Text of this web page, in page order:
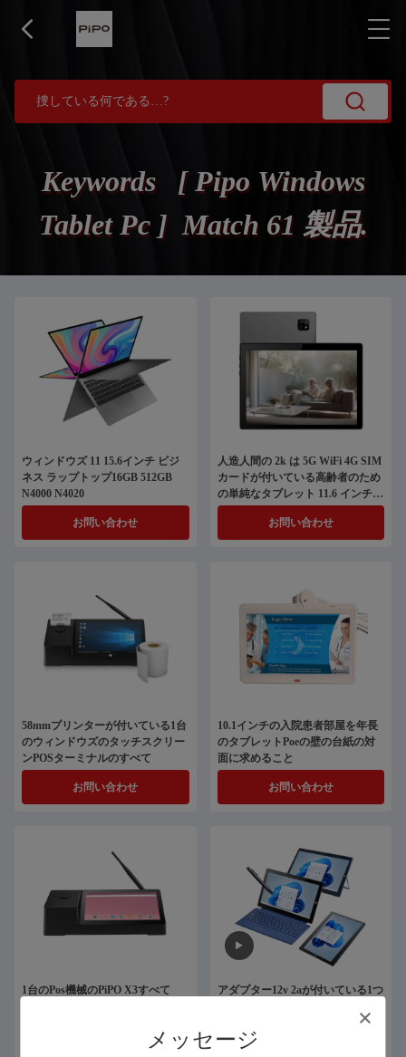
メッセージ
Keywords [ Pipo Windows
Tablet Pc ] Match 61 製品.
ウィンドウズ 11 15.6インチ ビジ
ネス ラップトップ16GB 512GB
N4000 N4020
お問い合わせ
人造人間の 2k は 5G WiFi 4G SIM
カードが付いている高齢者のため
の単純なタブレット 11.6 インチを
表示します
お問い合わせ
58mmプリンターが付いている1台
のウィンドウズのタッチスクリー
ンPOSターミナルのすべて
お問い合わせ
10.1インチの入院患者部屋を年長
のタブレットPoeの壁の台紙の対
面に求めること
お問い合わせ
1台のPos機械のPiPO X3すべて
アダプター12v 2aが付いている1つ
のRAM 128GB ROMに付き11.6イ
ンチ2つ